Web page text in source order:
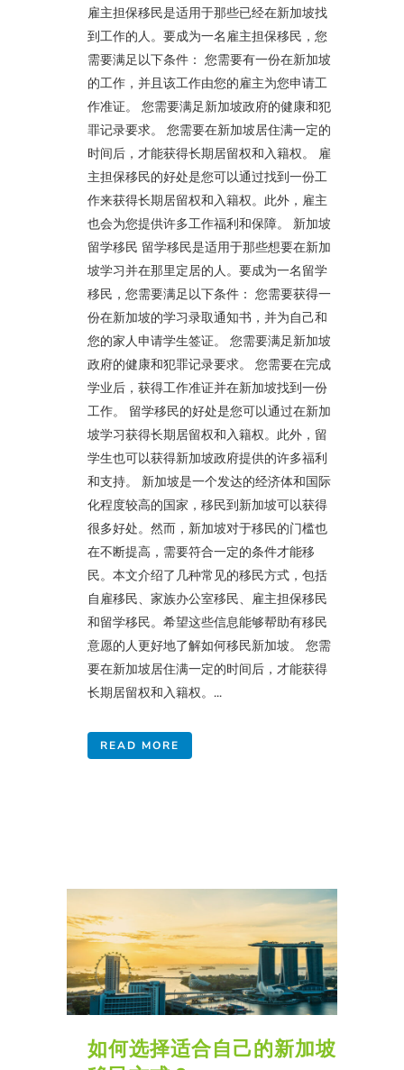
雇主担保移民是适用于那些已经在新加坡找
到工作的人。要成为一名雇主担保移民，您
需要满足以下条件： 您需要有一份在新加坡
的工作，并且该工作由您的雇主为您申请工
作准证。 您需要满足新加坡政府的健康和犯
罪记录要求。 您需要在新加坡居住满一定的
时间后，才能获得长期居留权和入籍权。 雇
主担保移民的好处是您可以通过找到一份工
作来获得长期居留权和入籍权。此外，雇主
也会为您提供许多工作福利和保障。 新加坡
留学移民 留学移民是适用于那些想要在新加
坡学习并在那里定居的人。要成为一名留学
移民，您需要满足以下条件： 您需要获得一
份在新加坡的学习录取通知书，并为自己和
您的家人申请学生签证。 您需要满足新加坡
政府的健康和犯罪记录要求。 您需要在完成
学业后，获得工作准证并在新加坡找到一份
工作。 留学移民的好处是您可以通过在新加
坡学习获得长期居留权和入籍权。此外，留
学生也可以获得新加坡政府提供的许多福利
和支持。 新加坡是一个发达的经济体和国际
化程度较高的国家，移民到新加坡可以获得
很多好处。然而，新加坡对于移民的门槛也
在不断提高，需要符合一定的条件才能移
民。本文介绍了几种常见的移民方式，包括
自雇移民、家族办公室移民、雇主担保移民
和留学移民。希望这些信息能够帮助有移民
意愿的人更好地了解如何移民新加坡。 您需
要在新加坡居住满一定的时间后，才能获得
长期居留权和入籍权。...
READ MORE
如何选择适合自己的新加坡